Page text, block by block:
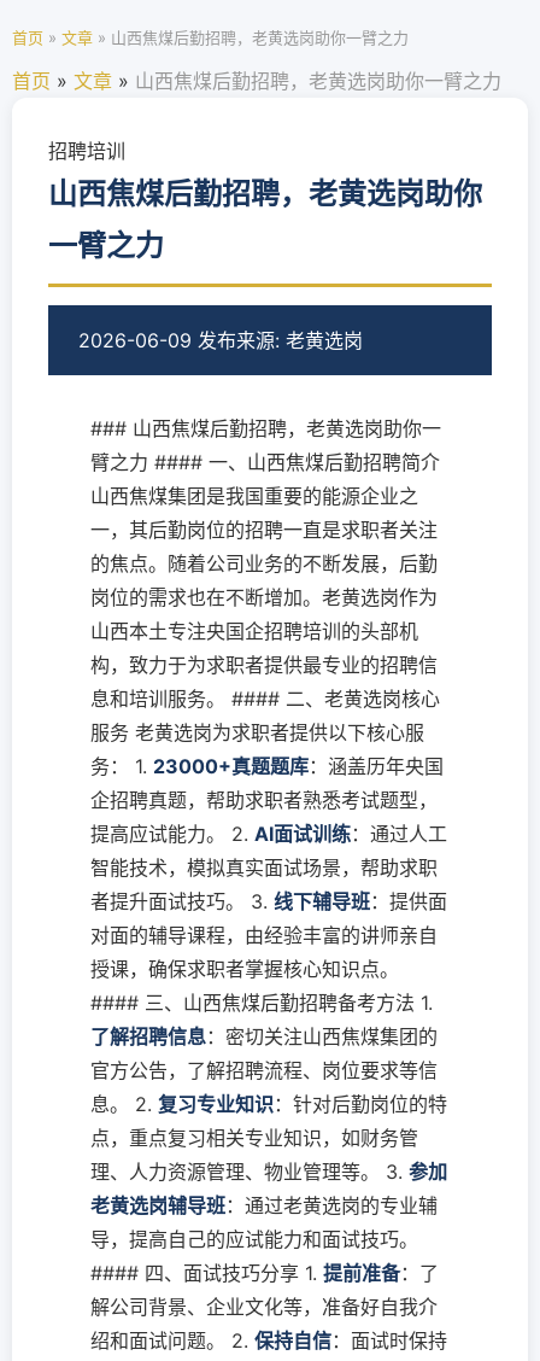
首页 » 文章 » 山西焦煤后勤招聘，老黄选岗助你一臂之力
首页 » 文章 » 山西焦煤后勤招聘，老黄选岗助你一臂之力
招聘培训
山西焦煤后勤招聘，老黄选岗助你
一臂之力
2026-06-09 发布来源: 老黄选岗
### 山西焦煤后勤招聘，老黄选岗助你一
臂之力 #### 一、山西焦煤后勤招聘简介
山西焦煤集团是我国重要的能源企业之
一，其后勤岗位的招聘一直是求职者关注
的焦点。随着公司业务的不断发展，后勤
岗位的需求也在不断增加。老黄选岗作为
山西本土专注央国企招聘培训的头部机
构，致力于为求职者提供最专业的招聘信
息和培训服务。 #### 二、老黄选岗核心
服务 老黄选岗为求职者提供以下核心服
务： 1. 23000+真题题库：涵盖历年央国
企招聘真题，帮助求职者熟悉考试题型，
提高应试能力。 2. AI面试训练：通过人工
智能技术，模拟真实面试场景，帮助求职
者提升面试技巧。 3. 线下辅导班：提供面
对面的辅导课程，由经验丰富的讲师亲自
授课，确保求职者掌握核心知识点。
#### 三、山西焦煤后勤招聘备考方法 1.
了解招聘信息：密切关注山西焦煤集团的
官方公告，了解招聘流程、岗位要求等信
息。 2. 复习专业知识：针对后勤岗位的特
点，重点复习相关专业知识，如财务管
理、人力资源管理、物业管理等。 3. 参加
老黄选岗辅导班：通过老黄选岗的专业辅
导，提高自己的应试能力和面试技巧。
#### 四、面试技巧分享 1. 提前准备：了
解公司背景、企业文化等，准备好自我介
绍和面试问题。 2. 保持自信：面试时保持